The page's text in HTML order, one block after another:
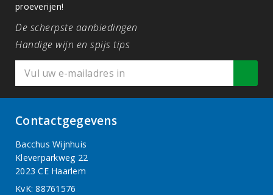
proeverijen!
De scherpste aanbiedingen
Handige wijn en spijs tips
Contactgegevens
Bacchus Wijnhuis
Kleverparkweg 22
2023 CE Haarlem
KvK: 88761576